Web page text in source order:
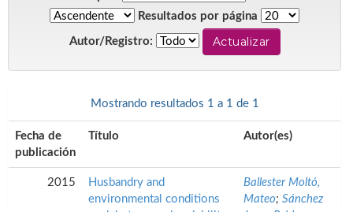
Resultados por página
Autor/Registro:
Mostrando resultados 1 a 1 de 1
Fecha de
publicación
Título Autor(es)
2015
Husbandry and
environmental conditions
Ballester Moltó,
Mateo; Sánchez